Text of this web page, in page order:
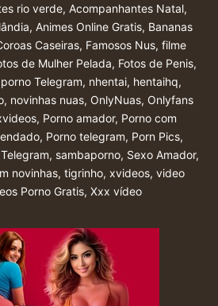
rio verde, Acompanhantes Natal,
, Animes Online Gratis, Bananas
Caseiras, Famosos Nus, filme
de Mulher Pelada, Fotos de Penis,
Telegram, nhentai, hentaihq,
, novinhas nuas, OnlyNuas, Onlyfans
, Porno amador, Porno com
, Porno telegram, Porn Pics,
, sambaporno, Sexo Amador,
novinhas, tigrinho, xvideos, video
Porno Gratis, Xxx vídeo